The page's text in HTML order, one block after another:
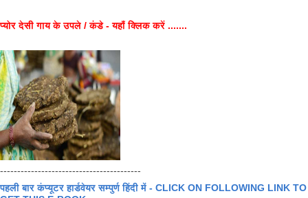
प्योर देसी गाय के उपले / कंडे - यहाँ क्लिक करें .......
-----------------------------------------
पहली बार कंप्यूटर हार्डवेयर सम्पुर्ण हिंदी में - CLICK ON FOLLOWING LINK TO